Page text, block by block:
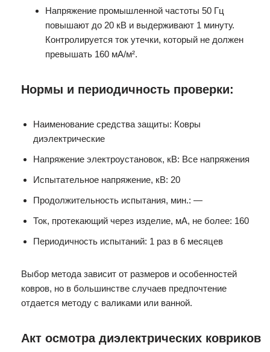
Напряжение промышленной частоты 50 Гц
повышают до 20 кВ и выдерживают 1 минуту.
Контролируется ток утечки, который не должен
превышать 160 мА/м².
Нормы и периодичность проверки:
Наименование средства защиты: Ковры
диэлектрические
Напряжение электроустановок, кВ: Все напряжения
Испытательное напряжение, кВ: 20
Продолжительность испытания, мин.: —
Ток, протекающий через изделие, мА, не более: 160
Периодичность испытаний: 1 раз в 6 месяцев
Выбор метода зависит от размеров и особенностей
ковров, но в большинстве случаев предпочтение
отдается методу с валиками или ванной.
Акт осмотра диэлектрических ковриков